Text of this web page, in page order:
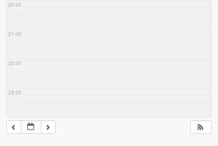
20:00
21:00
22:00
23:00